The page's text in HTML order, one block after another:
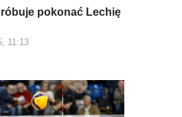
pokonać Lechię
11:13